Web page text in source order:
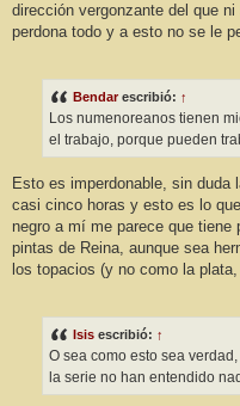
dirección vergonzante del que
perdona todo y a esto no se le
Bendarescribió: ↑
Los numenoreanos tienen
el trabajo, porque pueden
Esto es imperdonable, sin duda
casi cinco horas y esto es lo
negro a mí me parece que
pintas de Reina, aunque sea
los topacios (y no como la
Isis escribió: ↑
O sea como esto sea
la serie no han entendido